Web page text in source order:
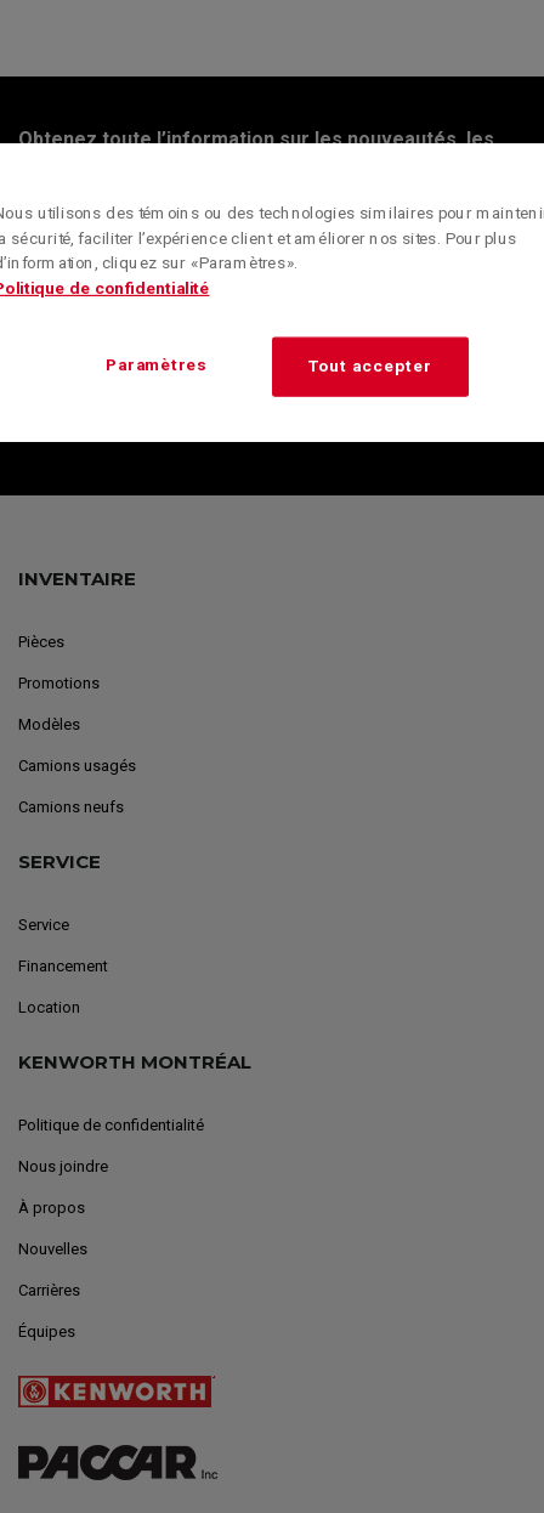
Obtenez toute l’information sur les nouveautés, les
RESTEZ BIEN
INFORMÉ
INVENTAIRE
Pièces
Promotions
Modèles
Camions usagés
Camions neufs
SERVICE
Service
Financement
Location
KENWORTH MONTRÉAL
Politique de confidentialité
Nous joindre
À propos
Nouvelles
Carrières
Équipes
utilisons des témoins ou des technologies similaires pour
sécurité, faciliter l’expérience client et améliorer nos sites. Pour plus
cliquez sur « Paramètres ».
de confidentialité
Tout accepter
Paramètres